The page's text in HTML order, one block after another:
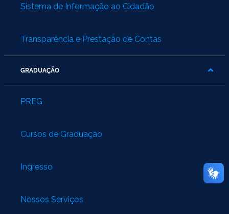
Sistema de Informação ao Cidadão
Transparência e Prestação de Contas
GRADUAÇÃO
PREG
Cursos de Graduação
Ingresso
Nossos Serviços